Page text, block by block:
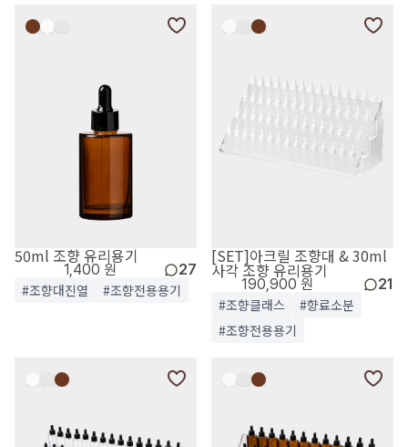
50ml 조향 유리용기
1,400 원 27
#조향대진열 #조향전용용기
[SET]아크릴 조향대 & 30ml
사각 조향 유리용기
190,900 원 21
#조향클래스
#향료소분
#조향전용용기